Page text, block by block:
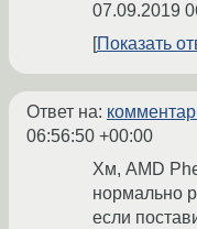
07.09.2019
Показать
Ответ на:
06:56:50 +00:00
Хм, AMD
нормально
если